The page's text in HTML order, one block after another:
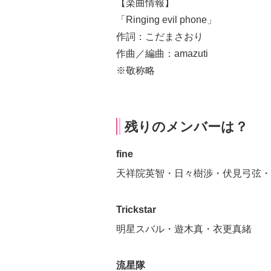
【楽曲情報】
「Ringing evil phone」
作詞：こだまさおり
作曲／編曲：amazuti
※敬称略
残りのメンバーは？
fine
天祥院英智・日々樹渉・伏見弓弦
Trickstar
明星スバル・遊木真・衣更真緒
流星隊